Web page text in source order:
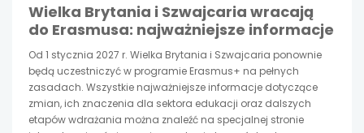
się
w
nowej
karcie
się
w
nowej
karcie
się
w
nowej
karcie
Wielka Brytania i Szwajcaria wracają
do Erasmusa: najważniejsze informacje
Od 1 stycznia 2027 r. Wielka Brytania i Szwajcaria ponownie
będą uczestniczyć w programie Erasmus+ na pełnych
zasadach. Wszystkie najważniejsze informacje dotyczące
zmian, ich znaczenia dla sektora edukacji oraz dalszych
etapów wdrażania można znaleźć na specjalnej stronie